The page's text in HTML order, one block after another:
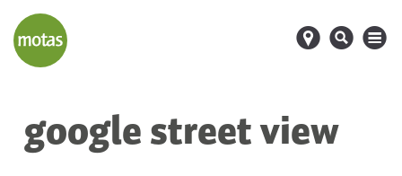
d s M
google street view